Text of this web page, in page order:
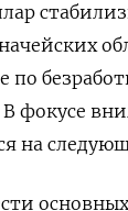
по
фокусе
на